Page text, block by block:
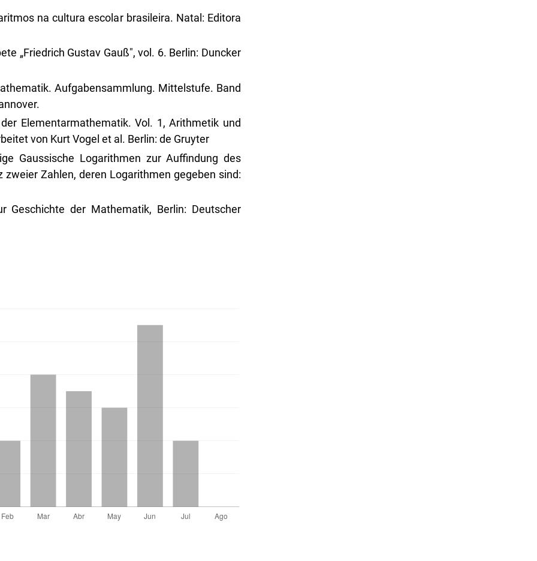
na cultura escolar brasileira. Natal: Editora
„Friedrich Gustav Gauß", vol. 6. Berlin: Duncker
Aufgabensammlung. Mittelstufe. Band
Elementarmathematik. Vol. 1, Arithmetik und
von Kurt Vogel et al. Berlin: de Gruyter
Gaussische Logarithmen zur Auffindung des
Zahlen, deren Logarithmen gegeben sind:
Geschichte der Mathematik, Berlin: Deutscher